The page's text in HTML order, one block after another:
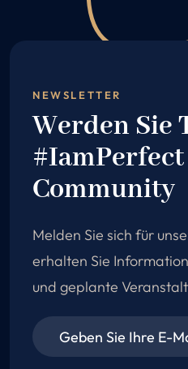
NEWSLETTER
Werden Sie
#IamPerfect
Community
Melden Sie sich für
erhalten Sie
und geplante